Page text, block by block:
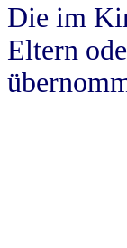
Die im
Eltern